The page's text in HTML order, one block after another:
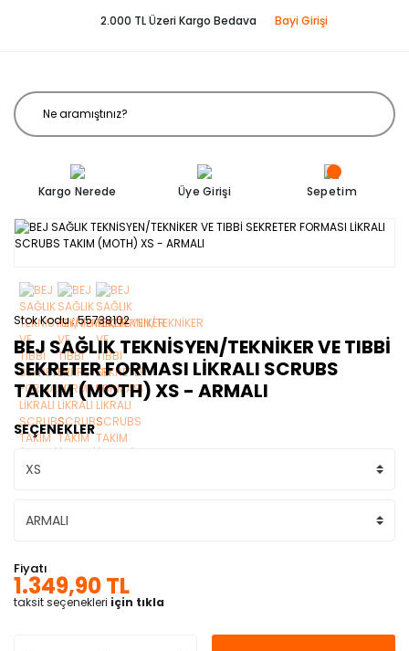
2.000 TL Üzeri Kargo Bedava Bayi Girişi
Kargo Nerede Üye Girişi Sepetim
Stok Kodu 55738102
BEJ SAĞLIK TEKNİSYEN/TEKNİKER VE TIBBİ
SEKRETER FORMASI LİKRALI SCRUBS
TAKIM (MOTH) XS - ARMALI
SEÇENEKLER
Fiyatı
1.349,90 TL
taksit seçenekleri için tıkla